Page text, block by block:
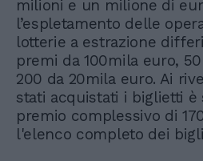
milioni e un milione di
l’espletamento delle
lotterie a estrazione
premi da 100mila euro,
200 da 20mila euro. Ai
stati acquistati i biglietti è
premio complessivo di
l'elenco completo dei